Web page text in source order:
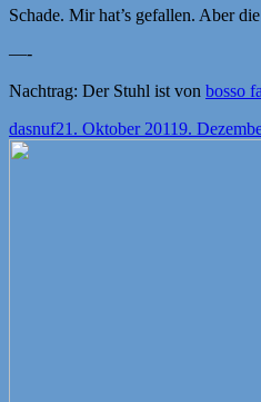
Schade. Mir hat’s gefallen. Aber
—-
Nachtrag: Der Stuhl ist von bosso
Autor
dasnufVeröffentlicht
21. Oktober 20119.